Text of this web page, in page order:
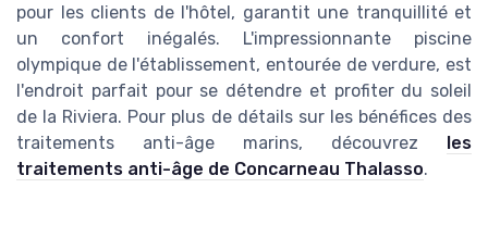
pour les clients de l'hôtel, garantit une tranquillité et
un confort inégalés. L'impressionnante piscine
olympique de l'établissement, entourée de verdure, est
l'endroit parfait pour se détendre et profiter du soleil
de la Riviera. Pour plus de détails sur les bénéfices des
traitements anti-âge marins, découvrez les
traitements anti-âge de Concarneau Thalasso.